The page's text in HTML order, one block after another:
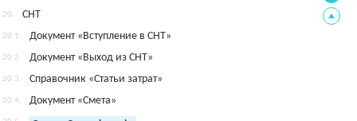
20. СНТ
20.1. Документ «Вступление в СНТ»
20.2. Документ «Выход из СНТ»
20.3. Справочник «Статьи затрат»
20.4. Документ «Смета»